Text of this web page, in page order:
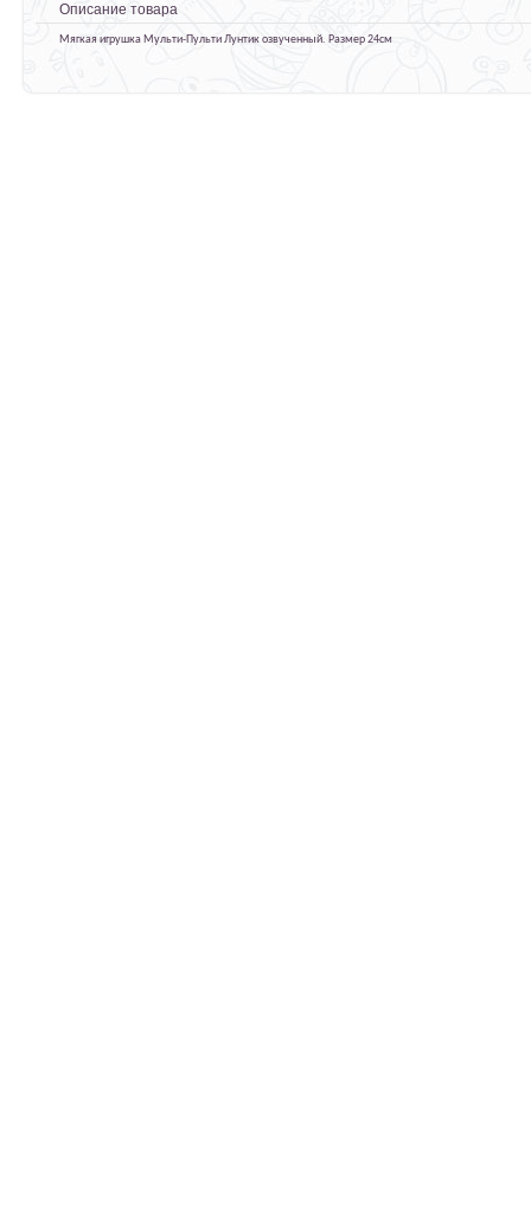
Описание товара
Мягкая игрушка Мульти-Пульти Лунтик озвученный. Размер 24см